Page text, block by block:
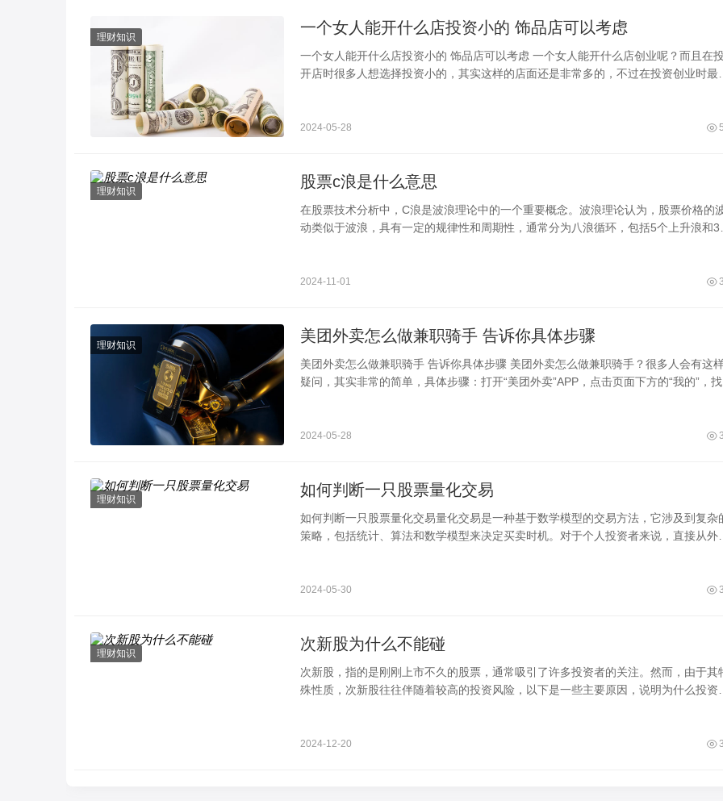
理财知识
一个女人能开什么店投资小的 饰品店可以考虑
一个女人能开什么店投资小的 饰品店可以考虑 一个女人能开什么店创业呢？而且在投资
开店时很多人想选择投资小的，其实这样的店面还是非常多的，不过在投资创业时最好
2024-05-28
理财知识
股票c浪是什么意思
在股票技术分析中，C浪是波浪理论中的一个重要概念。波浪理论认为，股票价格的
动类似于波浪，具有一定的规律性和周期性，通常分为八浪循环，包括5个上升浪和3
2024-11-01
理财知识
美团外卖怎么做兼职骑手 告诉你具体步骤
美团外卖怎么做兼职骑手 告诉你具体步骤 美团外卖怎么做兼职骑手？很多人会有这样的
疑问，其实非常的简单，具体步骤：打开“美团外卖”APP，点击页面下方的“我的”，找
2024-05-28
理财知识
如何判断一只股票量化交易
如何判断一只股票量化交易量化交易是一种基于数学模型的交易方法，它涉及到复杂
策略，包括统计、算法和数学模型来决定买卖时机。对于个人投资者来说，直接从外部
2024-05-30
理财知识
次新股为什么不能碰
次新股，指的是刚刚上市不久的股票，通常吸引了许多投资者的关注。然而，由于其
殊性质，次新股往往伴随着较高的投资风险，以下是一些主要原因，说明为什么投资者
2024-12-20